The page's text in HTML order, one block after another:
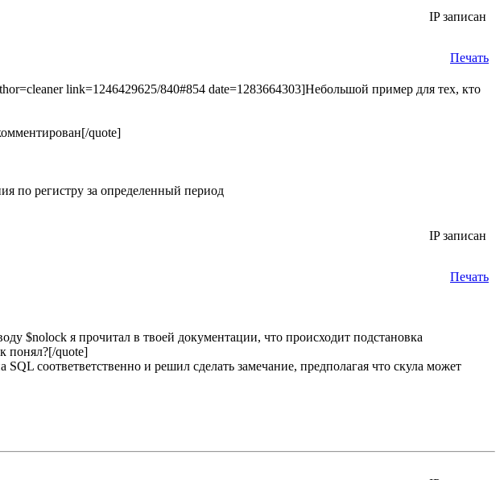
IP записан
Печать
link=1246429625/840#854 date=1283664303]Небольшой пример для тех, кто
quote]
по регистру за определенный период
IP записан
Печать
$nolock я прочитал в твоей документации, что происходит подстановка
понял?[/quote]
соответветственно и решил сделать замечание, предполагая что скула может